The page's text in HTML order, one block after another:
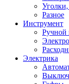
Разное
Инструмент
Ручной
Электрика